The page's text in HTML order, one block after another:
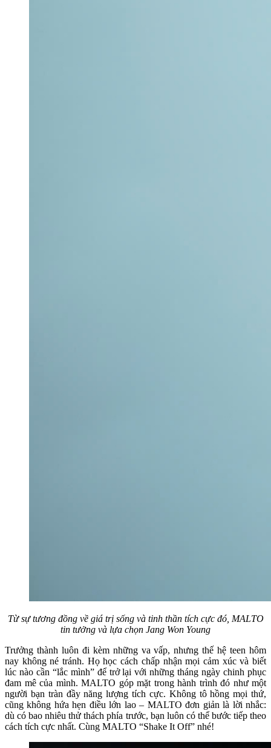
Từ sự tương đồng về giá trị sống và tinh thần tích cực đó, MALTO
tin tưởng và lựa chọn Jang Won Young
Trưởng thành luôn đi kèm những va vấp, nhưng thế hệ teen hôm
nay không né tránh. Họ học cách chấp nhận mọi cảm xúc và biết
lúc nào cần “lắc mình” để trở lại với những tháng ngày chinh phục
đam mê của mình. MALTO góp mặt trong hành trình đó như một
người bạn tràn đầy năng lượng tích cực. Không tô hồng mọi thứ,
cũng không hứa hẹn điều lớn lao – MALTO đơn giản là lời nhắc:
dù có bao nhiêu thử thách phía trước, bạn luôn có thể bước tiếp theo
cách tích cực nhất. Cùng MALTO “Shake It Off” nhé!